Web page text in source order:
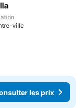
favoris
ville
les prix